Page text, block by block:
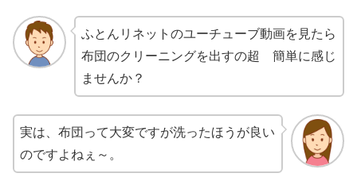
ふとんリネットのユーチューブ動画を見たら
布団のクリーニングを出すの超 簡単に感じ
ませんか？
実は、布団って大変ですが洗ったほうが良い
のですよねぇ～。